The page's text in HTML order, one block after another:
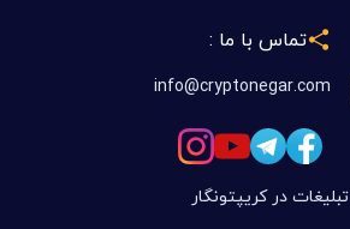
تماس با ما :
info@cryptonegar.com
تبلیغات در کریپتونگار